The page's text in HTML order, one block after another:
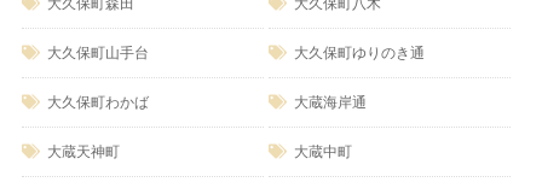
大久保町森田 大久保町八木
大久保町山手台 大久保町ゆりのき通
大久保町わかば 大蔵海岸通
大蔵天神町 大蔵中町